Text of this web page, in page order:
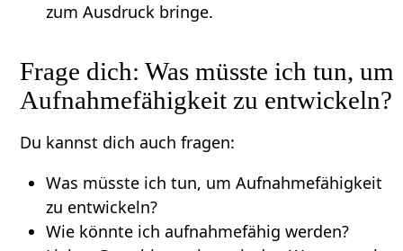
zum Ausdruck bringe.
Frage dich: Was müsste ich tun, um
Aufnahmefähigkeit zu entwickeln?
Du kannst dich auch fragen:
Was müsste ich tun, um Aufnahmefähigkeit
zu entwickeln?
Wie könnte ich aufnahmefähig werden?